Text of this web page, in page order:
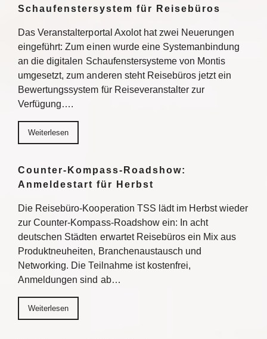
Schaufenstersystem für Reisebüros
Das Veranstalterportal Axolot hat zwei Neuerungen
eingeführt: Zum einen wurde eine Systemanbindung
an die digitalen Schaufenstersysteme von Montis
umgesetzt, zum anderen steht Reisebüros jetzt ein
Bewertungssystem für Reiseveranstalter zur
Verfügung….
Weiterlesen
Counter-Kompass-Roadshow:
Anmeldestart für Herbst
Die Reisebüro-Kooperation TSS lädt im Herbst wieder
zur Counter-Kompass-Roadshow ein: In acht
deutschen Städten erwartet Reisebüros ein Mix aus
Produktneuheiten, Branchenaustausch und
Networking. Die Teilnahme ist kostenfrei,
Anmeldungen sind ab…
Weiterlesen